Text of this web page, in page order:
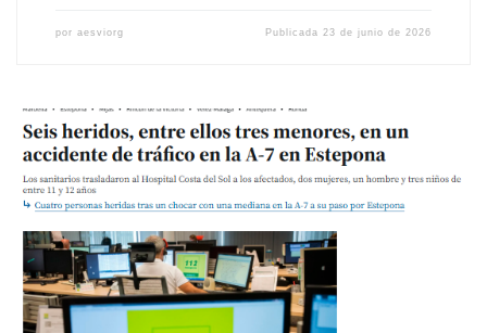
por aesviorg Publicada 23 de junio de 2026
Fecha: 19 de junio de 2026 Lugar: Estepona (Málaga) Menores
implicados: 3 (11 y 12 años) Más información: Málaga Hoy